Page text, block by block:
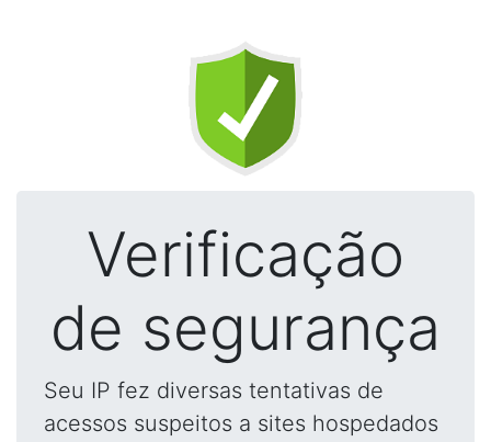
Verificação
de segurança
Seu IP fez diversas tentativas de
acessos suspeitos a sites hospedados